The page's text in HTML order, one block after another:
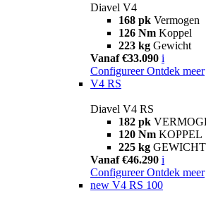
Diavel V4
168 pk Vermogen
126 Nm Koppel
223 kg Gewicht
Vanaf €33.090 i
Configureer Ontdek meer
V4 RS
Diavel V4 RS
182 pk
120 Nm KOPPEL
225 kg GEWICHT
Vanaf €46.290 i
Configureer Ontdek meer
new V4 RS 100